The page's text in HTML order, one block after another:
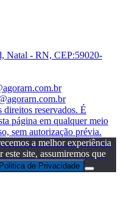
Natal - RN, CEP:59020-
reservados. É
página em qualquer meio
sem autorização prévia.
a melhor experiência
este site, assumiremos que
Politica de Privacidade